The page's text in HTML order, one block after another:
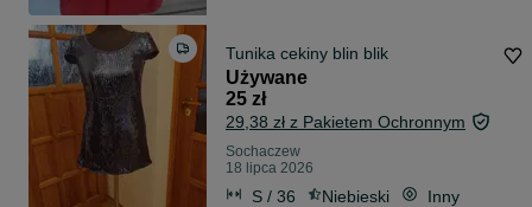
Tunika cekiny blin blik
Używane
25 zł
29,38 zł z Pakietem Ochronnym
Sochaczew
18 lipca 2026
S / 36 Niebieski Inny